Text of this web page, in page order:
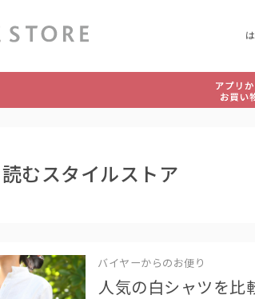
読むスタイルストア
人気の白シャツを比
バイヤーからのお便り